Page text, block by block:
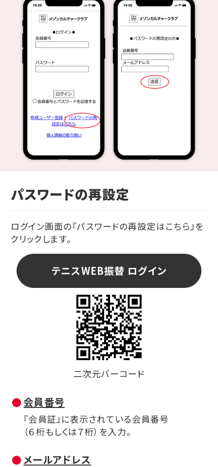
パスワードの再設定
ログイン画面の『パスワードの再設定はこちら』を
クリックします。
テニスWEB振替 ログイン
二次元バーコード
会員番号
『会員証』に表示されている会員番号
（６桁もしくは７桁）を入力。
メールアドレス